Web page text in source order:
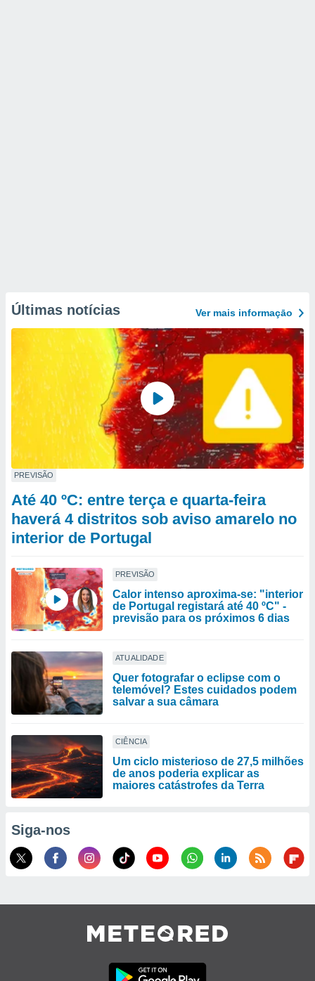
Últimas notícias Ver mais informaçāo
PREVISÃO
Até 40 ºC: entre terça e quarta-feira
haverá 4 distritos sob aviso amarelo no
interior de Portugal
PREVISÃO
Calor intenso aproxima-se: "interior
de Portugal registará até 40 ºC" -
previsão para os próximos 6 dias
ATUALIDADE
Quer fotografar o eclipse com o
telemóvel? Estes cuidados podem
salvar a sua câmara
CIÊNCIA
Um ciclo misterioso de 27,5 milhões
de anos poderia explicar as
maiores catástrofes da Terra
Siga-nos